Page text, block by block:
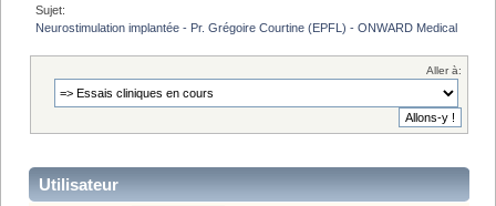
Sujet:
Neurostimulation implantée - Pr. Grégoire Courtine (EPFL) - ONWARD Medical
Aller à:
Utilisateur